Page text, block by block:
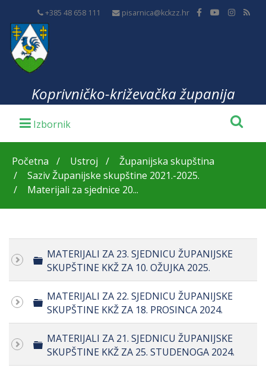
+385 48 658 111 pisarnica@kckzz.hr
Koprivničko-križevačka županija
Početna Ustroj
Županijska skupština
Saziv Županijske skupštine 2021.-2025.
Materijali za sjednice 20...
Folder
MATERIJALI ZA 23. SJEDNICU ŽUPANIJSKE
SKUPŠTINE KKŽ ZA 10. OŽUJKA 2025.
Folder
MATERIJALI ZA 22. SJEDNICU ŽUPANIJSKE
SKUPŠTINE KKŽ ZA 18. PROSINCA 2024.
Folder
MATERIJALI ZA 21. SJEDNICU ŽUPANIJSKE
SKUPŠTINE KKŽ ZA 25. STUDENOGA 2024.